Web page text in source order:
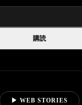
購読
▶ WEB STORIES